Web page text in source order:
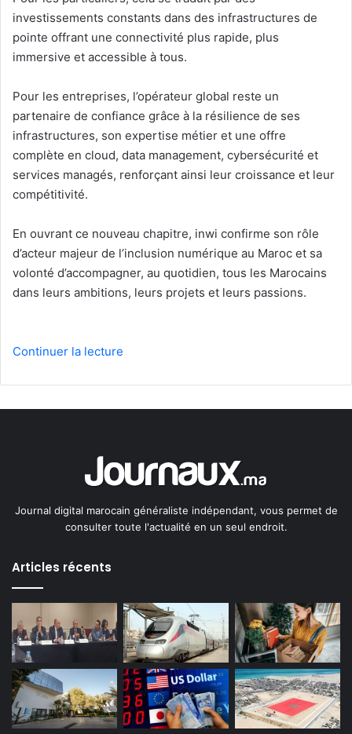
investissements constants dans des infrastructures de
pointe offrant une connectivité plus rapide, plus
immersive et accessible à tous.
Pour les entreprises, l’opérateur global reste un
partenaire de confiance grâce à la résilience de ses
infrastructures, son expertise métier et une offre
complète en cloud, data management, cybersécurité et
services managés, renforçant ainsi leur croissance et leur
compétitivité.
En ouvrant ce nouveau chapitre, inwi confirme son rôle
d’acteur majeur de l’inclusion numérique au Maroc et sa
volonté d’accompagner, au quotidien, tous les Marocains
dans leurs ambitions, leurs projets et leurs passions.
Continuer la lecture
Journal digital marocain généraliste indépendant, vous permet de
consulter toute l'actualité en un seul endroit.
Articles récents